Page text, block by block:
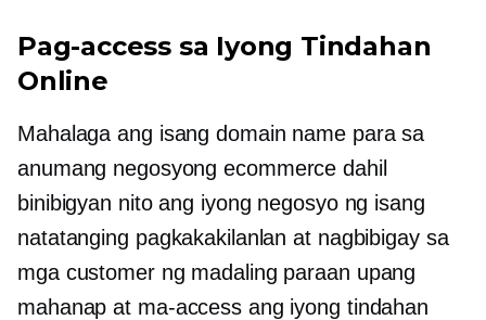
Pag-access sa Iyong Tindahan
Online
Mahalaga ang isang domain name para sa
anumang negosyong ecommerce dahil
binibigyan nito ang iyong negosyo ng isang
natatanging pagkakakilanlan at nagbibigay sa
mga customer ng madaling paraan upang
mahanap at ma-access ang iyong tindahan